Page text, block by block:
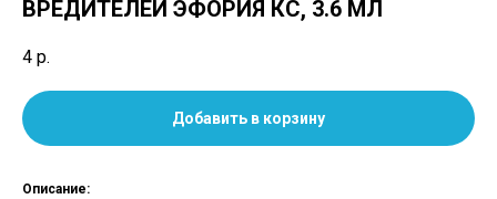
ВРЕДИТЕЛЕЙ ЭФОРИЯ КС, 3.6 МЛ
4 р.
Добавить в корзину
Описание: